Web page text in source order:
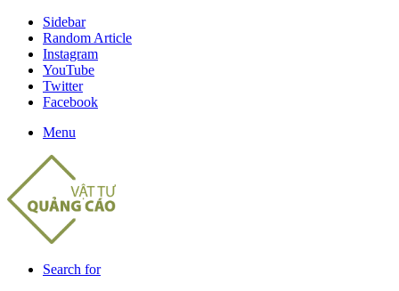
Sidebar
Random Article
Instagram
YouTube
Twitter
Facebook
Menu
Search for